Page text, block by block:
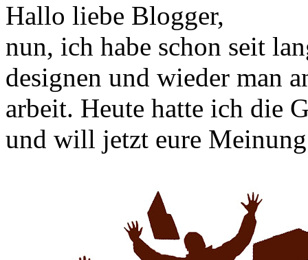
Hallo liebe Blogger,
nun, ich habe schon seit
designen und wieder man
arbeit. Heute hatte ich die
und will jetzt eure Meinung